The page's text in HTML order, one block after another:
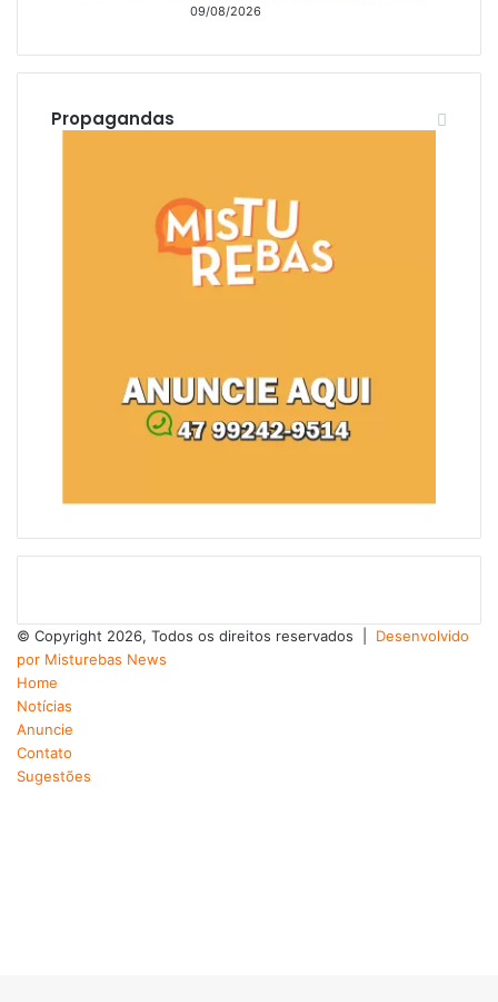
09/08/2026
Propagandas
© Copyright 2026, Todos os direitos reservados | Desenvolvido
por Misturebas News
Home
Notícias
Anuncie
Contato
Sugestões